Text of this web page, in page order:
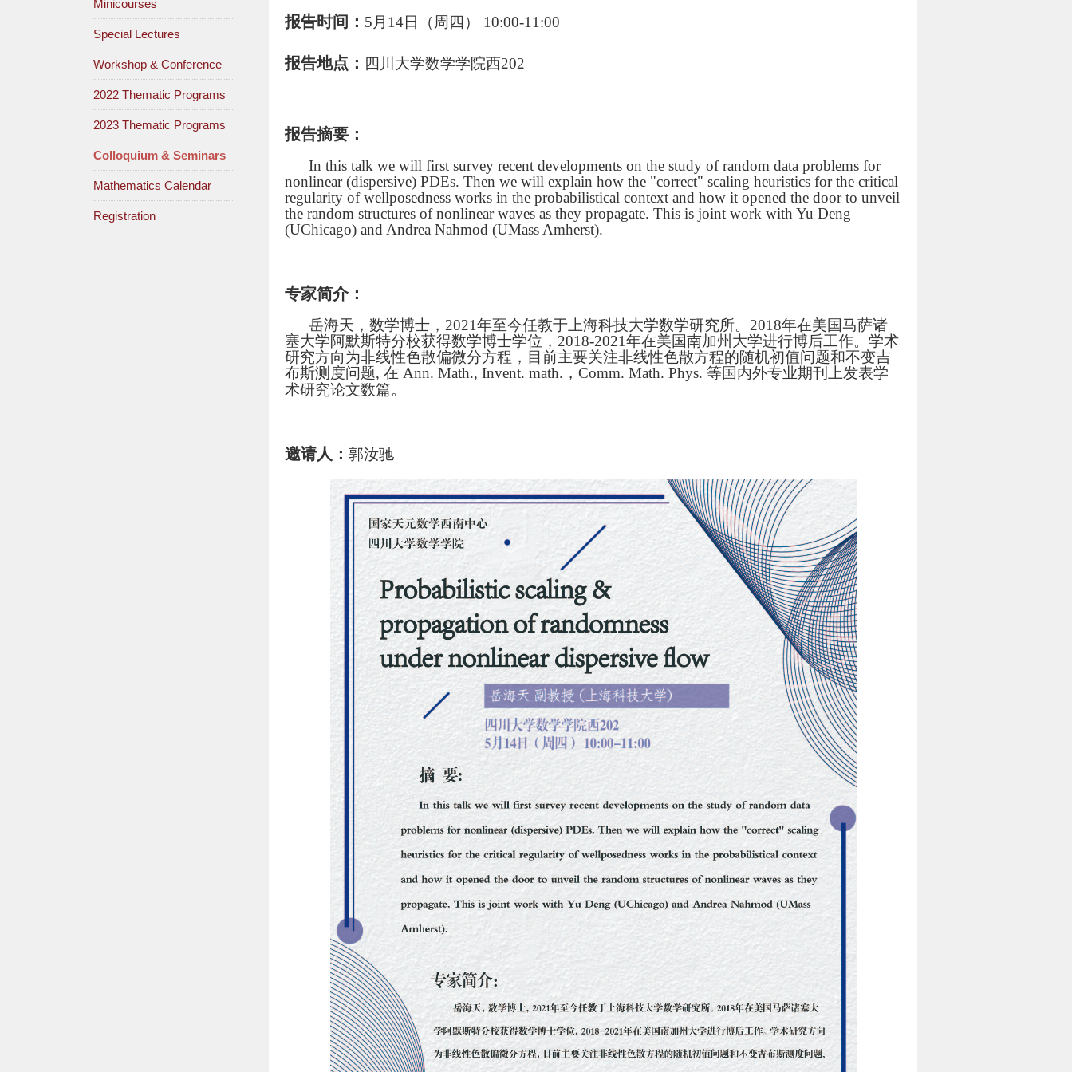
Minicourses
Special Lectures
Workshop & Conference
2022 Thematic Programs
2023 Thematic Programs
Colloquium & Seminars
Mathematics Calendar
Registration
报告时间： 5月14日（周四） 10:00-11:00
报告地点： 四川大学数学学院西202
报告摘要：
In this talk we will first survey recent developments on the study of random data problems for
nonlinear (dispersive) PDEs. Then we will explain how the "correct" scaling heuristics for the critical
regularity of wellposedness works in the probabilistical context and how it opened the door to unveil
the random structures of nonlinear waves as they propagate. This is joint work with Yu Deng
(UChicago) and Andrea Nahmod (UMass Amherst).
专家简介：
岳海天，数学博士，2021年至今任教于上海科技大学数学研究所。2018年在美国马萨诸
塞大学阿默斯特分校获得数学博士学位，2018-2021年在美国南加州大学进行博后工作。学术
研究方向为非线性色散偏微分方程，目前主要关注非线性色散方程的随机初值问题和不变吉
布斯测度问题, 在 Ann. Math., Invent. math.，Comm. Math. Phys. 等国内外专业期刊上发表学
术研究论文数篇。
邀请人： 郭汝驰